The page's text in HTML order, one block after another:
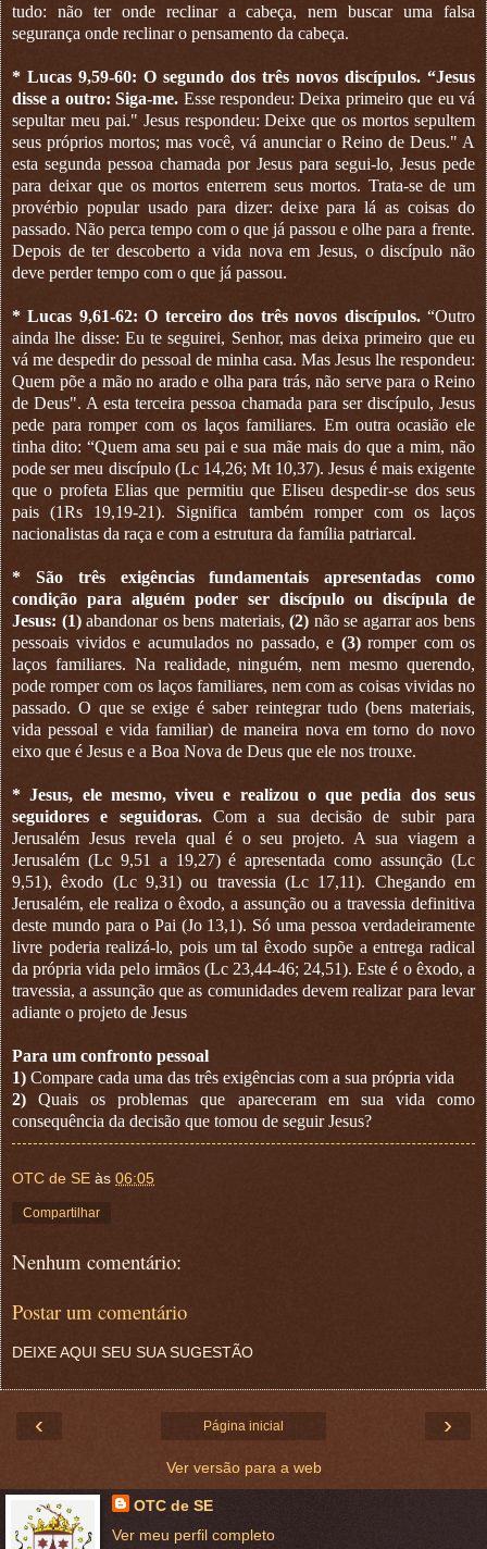
tudo: não ter onde reclinar a cabeça, nem buscar uma falsa
segurança onde reclinar o pensamento da cabeça.
* Lucas 9,59-60: O segundo dos três novos discípulos. “Jesus
disse a outro: Siga-me. Esse respondeu: Deixa primeiro que eu vá
sepultar meu pai." Jesus respondeu: Deixe que os mortos sepultem
seus próprios mortos; mas você, vá anunciar o Reino de Deus." A
esta segunda pessoa chamada por Jesus para segui-lo, Jesus pede
para deixar que os mortos enterrem seus mortos. Trata-se de um
provérbio popular usado para dizer: deixe para lá as coisas do
passado. Não perca tempo com o que já passou e olhe para a frente.
Depois de ter descoberto a vida nova em Jesus, o discípulo não
deve perder tempo com o que já passou.
* Lucas 9,61-62: O terceiro dos três novos discípulos. “Outro
ainda lhe disse: Eu te seguirei, Senhor, mas deixa primeiro que eu
vá me despedir do pessoal de minha casa. Mas Jesus lhe respondeu:
Quem põe a mão no arado e olha para trás, não serve para o Reino
de Deus". A esta terceira pessoa chamada para ser discípulo, Jesus
pede para romper com os laços familiares. Em outra ocasião ele
tinha dito: “Quem ama seu pai e sua mãe mais do que a mim, não
pode ser meu discípulo (Lc 14,26; Mt 10,37). Jesus é mais exigente
que o profeta Elias que permitiu que Eliseu despedir-se dos seus
pais (1Rs 19,19-21). Significa também romper com os laços
nacionalistas da raça e com a estrutura da família patriarcal.
* São três exigências fundamentais apresentadas como
condição para alguém poder ser discípulo ou discípula de
Jesus: (1) abandonar os bens materiais,(2) não se agarrar aos bens
pessoais vividos e acumulados no passado, e (3) romper com os
laços familiares. Na realidade, ninguém, nem mesmo querendo,
pode romper com os laços familiares, nem com as coisas vividas no
passado. O que se exige é saber reintegrar tudo (bens materiais,
vida pessoal e vida familiar) de maneira nova em torno do novo
eixo que é Jesus e a Boa Nova de Deus que ele nos trouxe.
* Jesus, ele mesmo, viveu e realizou o que pedia dos seus
seguidores e seguidoras.
Com a sua decisão de subir para
Jerusalém Jesus revela qual é o seu projeto. A sua viagem a
Jerusalém (Lc 9,51 a 19,27) é apresentada como assunção (Lc
9,51), êxodo (Lc 9,31) ou travessia (Lc 17,11). Chegando em
Jerusalém, ele realiza o êxodo, a assunção ou a travessia definitiva
deste mundo para o Pai (Jo 13,1). Só uma pessoa verdadeiramente
livre poderia realizá-lo, pois um tal êxodo supõe a entrega radical
da própria vida pelo irmãos (Lc 23,44-46; 24,51). Este é o êxodo, a
travessia, a assunção que as comunidades devem realizar para levar
adiante o projeto de Jesus
Para um confronto pessoal
1) Compare cada uma das três exigências com a sua própria vida
2)
Quais os problemas que apareceram em sua vida como
consequência da decisão que tomou de seguir Jesus?
OTC de SE às 06:05
Compartilhar
Nenhum comentário:
Postar um comentário
DEIXE AQUI SEU SUA SUGESTÃO
‹ ›
Página inicial
Ver versão para a web
OTC de SE
Ver meu perfil completo